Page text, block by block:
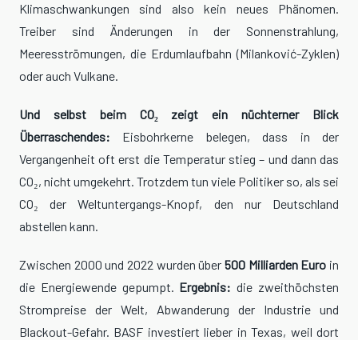
Klimaschwankungen sind also kein neues Phänomen.
Treiber sind Änderungen in der Sonnenstrahlung,
Meeresströmungen, die Erdumlaufbahn (Milanković-Zyklen)
oder auch Vulkane.
Und selbst beim CO₂ zeigt ein nüchterner Blick
Überraschendes: Eisbohrkerne belegen, dass in der
Vergangenheit oft erst die Temperatur stieg – und dann das
CO₂, nicht umgekehrt. Trotzdem tun viele Politiker so, als sei
CO₂ der Weltuntergangs-Knopf, den nur Deutschland
abstellen kann.
Zwischen 2000 und 2022 wurden über 500 Milliarden Euro in
die Energiewende gepumpt. Ergebnis: die zweithöchsten
Strompreise der Welt, Abwanderung der Industrie und
Blackout-Gefahr. BASF investiert lieber in Texas, weil dort